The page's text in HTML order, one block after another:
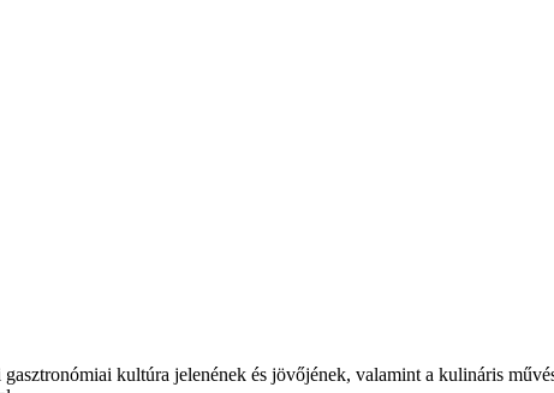
kultúra jelenének és jövőjének, valamint a kulináris